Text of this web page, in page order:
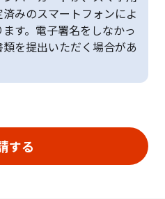
みのスマートフォンによ
す。電子署名をしなかっ
を提出いただく場合があ